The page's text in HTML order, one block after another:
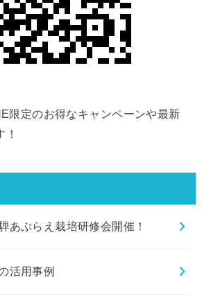
限定のお得なキャンペーンや最新
あぶらえ栽培研修会開催！
活用事例